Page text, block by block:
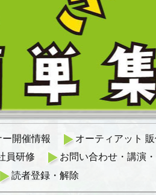
開催情報
オーティアット
員研修 お問い合わせ・講演
読者登録・解除